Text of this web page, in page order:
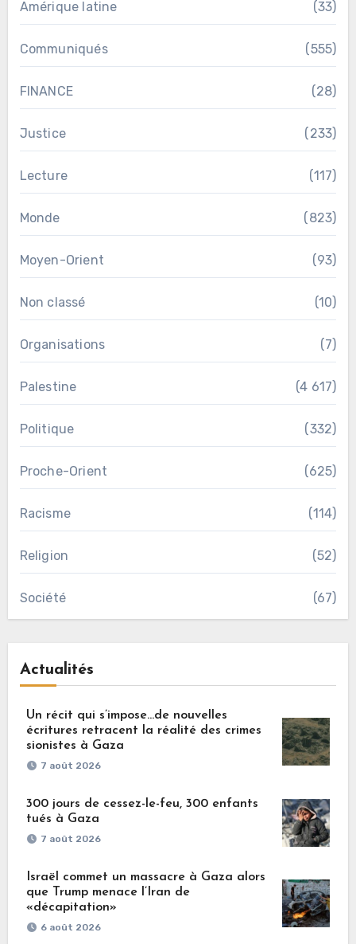
Amérique latine (33)
Communiqués (555)
FINANCE (28)
Justice (233)
Lecture (117)
Monde (823)
Moyen-Orient (93)
Non classé (10)
Organisations (7)
Palestine (4 617)
Politique (332)
Proche-Orient (625)
Racisme (114)
Religion (52)
Société (67)
Actualités
Un récit qui s’impose…de nouvelles
écritures retracent la réalité des crimes
sionistes à Gaza
7 août 2026
300 jours de cessez-le-feu, 300 enfants
tués à Gaza
7 août 2026
Israël commet un massacre à Gaza alors
que Trump menace l’Iran de
«décapitation»
6 août 2026